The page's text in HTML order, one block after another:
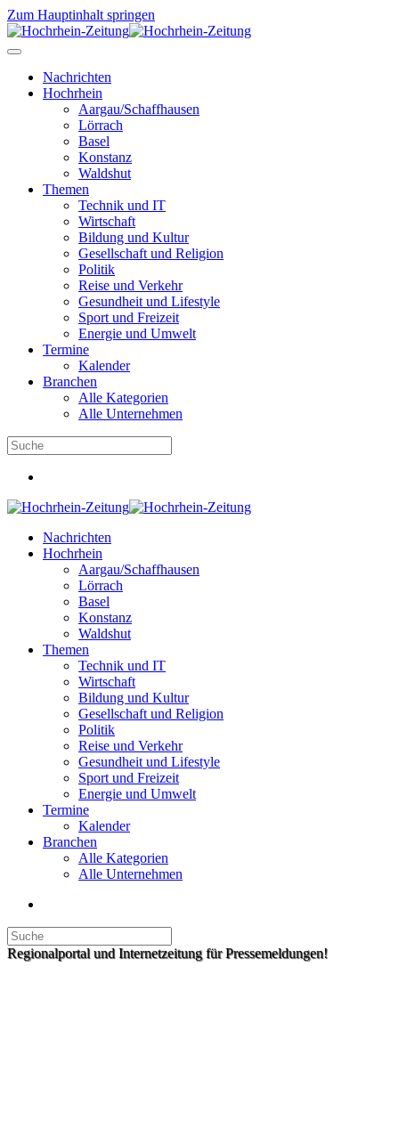
Zum Hauptinhalt springen
Nachrichten
Hochrhein
Aargau/Schaffhausen
Lörrach
Basel
Konstanz
Waldshut
Themen
Technik und IT
Wirtschaft
Bildung und Kultur
Gesellschaft und Religion
Politik
Reise und Verkehr
Gesundheit und Lifestyle
Sport und Freizeit
Energie und Umwelt
Termine
Kalender
Branchen
Alle Kategorien
Alle Unternehmen
Nachrichten
Hochrhein
Aargau/Schaffhausen
Lörrach
Basel
Konstanz
Waldshut
Themen
Technik und IT
Wirtschaft
Bildung und Kultur
Gesellschaft und Religion
Politik
Reise und Verkehr
Gesundheit und Lifestyle
Sport und Freizeit
Energie und Umwelt
Termine
Kalender
Branchen
Alle Kategorien
Alle Unternehmen
Regionalportal und Internetzeitung für Pressemeldungen!